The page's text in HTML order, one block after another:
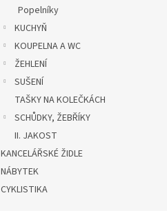
Popelníky
KUCHYŇ
KOUPELNA A WC
ŽEHLENÍ
SUŠENÍ
TAŠKY NA KOLEČKÁCH
SCHŮDKY, ŽEBŘÍKY
II. JAKOST
KANCELÁŘSKÉ ŽIDLE
NÁBYTEK
CYKLISTIKA